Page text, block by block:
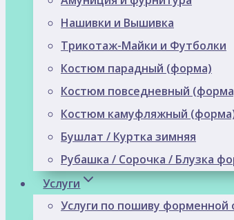
Нашивки и Вышивка
Трикотаж-Майки и Футболки
Костюм парадный (форма)
Костюм повседневный
Костюм камуфляжный
Бушлат / Куртка зимняя
Рубашка / Сорочка / Блузка
Услуги
Услуги по пошиву